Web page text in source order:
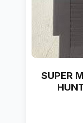
SUPER